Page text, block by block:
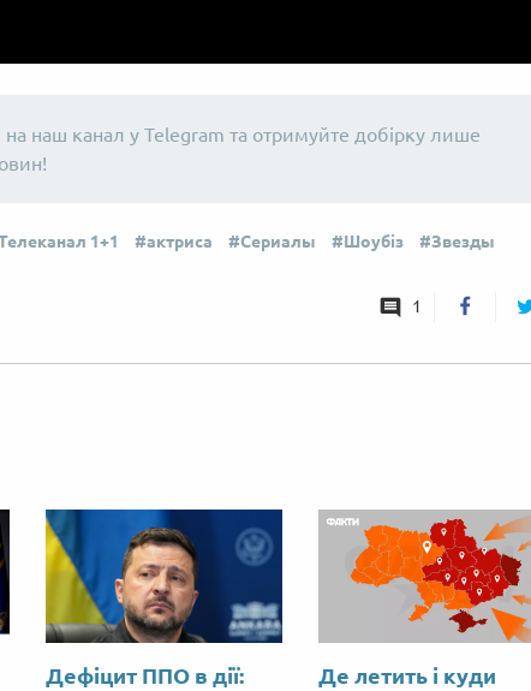
на наш канал у Telegram та отримуйте добірку лише
1+1 актриса Сериалы Шоубіз Звезды
1
Дефіцит ППО в дії:
Де летить і куди